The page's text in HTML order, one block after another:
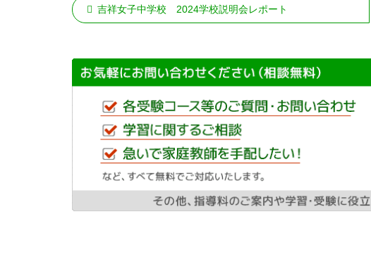
吉祥女子中学校 2024学校説明会レポート